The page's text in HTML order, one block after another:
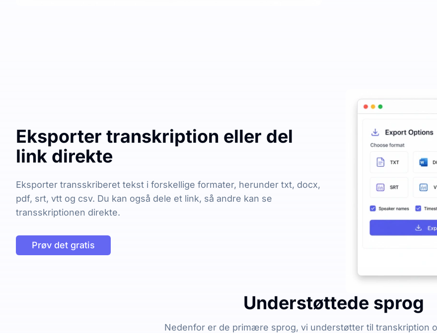
Eksporter transkription eller del
link direkte
Eksporter transskriberet tekst i forskellige formater, herunder txt, docx,
pdf, srt, vtt og csv. Du kan også dele et link, så andre kan se
transskriptionen direkte.
Prøv det gratis
Understøttede sprog
Nedenfor er de primære sprog, vi understøtter til transkription